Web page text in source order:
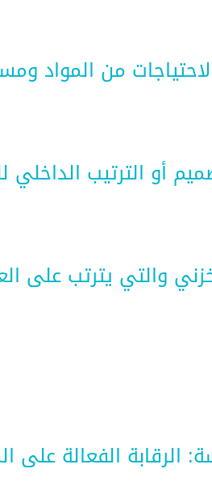
من المواد
أو الترتيب
والتي يترتب على
الرقابة الفعالة على